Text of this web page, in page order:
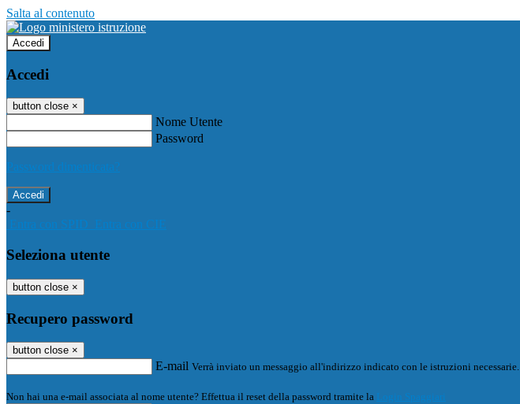
Salta al contenuto
Accedi
Accedi
button close ×
Nome Utente
Password
Password dimenticata?
-
Entra con SPID
Entra con CIE
Seleziona utente
button close ×
Recupero password
button close ×
E-mail Verrà inviato un messaggio all'indirizzo indicato con le istruzioni necessarie.
Non hai una e-mail associata al nome utente? Effettua il reset della password tramite la Login Spaggiari